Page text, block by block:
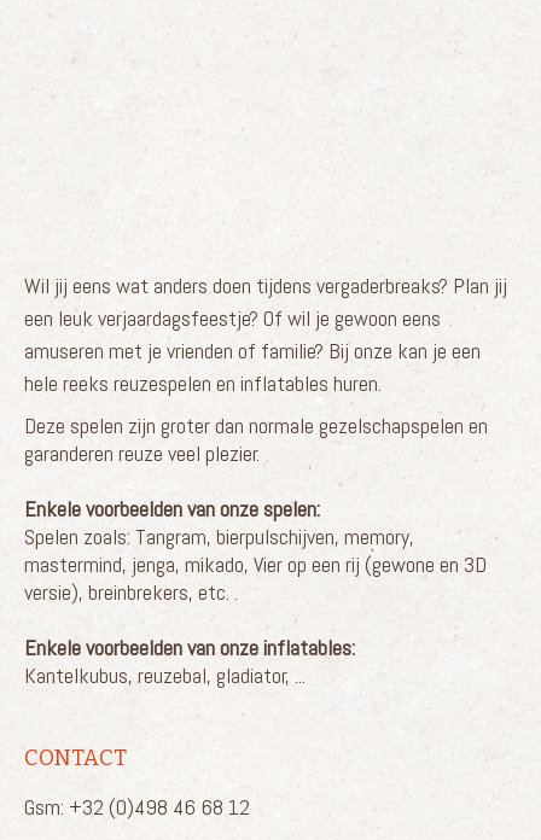
Wil jij eens wat anders doen tijdens vergaderbreaks? Plan jij
een leuk verjaardagsfeestje? Of wil je gewoon eens
amuseren met je vrienden of familie? Bij onze kan je een
hele reeks reuzespelen en inflatables huren.
Deze spelen zijn groter dan normale gezelschapspelen en
garanderen reuze veel plezier.
Enkele voorbeelden van onze spelen:
Spelen zoals: Tangram, bierpulschijven, memory,
mastermind, jenga, mikado, Vier op een rij (gewone en 3D
versie), breinbrekers, etc. .
Enkele voorbeelden van onze inflatables:
Kantelkubus, reuzebal, gladiator, ...
CONTACT
Gsm: +32 (0)498 46 68 12